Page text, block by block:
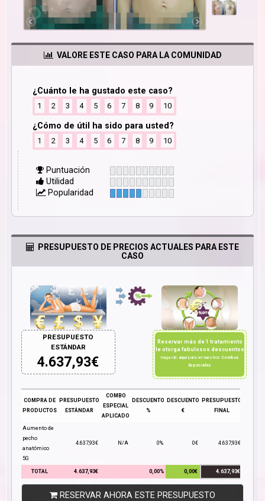
VALORE ESTE CASO PARA LA COMUNIDAD
¿Cuánto le ha gustado este caso?
1 2 3 4 5 6 7 8 9 10
¿Cómo de útil ha sido para usted?
1 2 3 4 5 6 7 8 9 10
Puntuación
Utilidad
Popularidad
PRESUPUESTO DE PRECIOS ACTUALES PARA ESTE
CASO
PRESUPUESTO
ESTÁNDAR
4.637,93€
Reservar más de 1 tratamiento
le otorga fabulosos descuentos
Haga clic aquípara ver nuestros Combos
Especiales
COMPRA DE
PRODUCTOS
PRESUPUESTO
ESTÁNDAR
COMBO
ESPECIAL
APLICADO
DESCUENTO
%
DESCUENTO
€
PRESUPUESTO
FINAL
Aumento de
pecho
anatómico
5G
4.637,93€ N/A 0% 0€ 4.637,93€
TOTAL 4.637,93€ 0,00% 0,00€ 4.637,93€
RESERVAR AHORA ESTE PRESUPUESTO